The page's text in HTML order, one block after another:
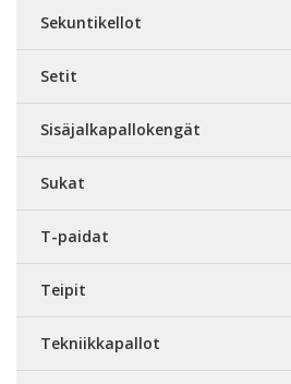
Sekuntikellot
Setit
Sisäjalkapallokengät
Sukat
T-paidat
Teipit
Tekniikkapallot